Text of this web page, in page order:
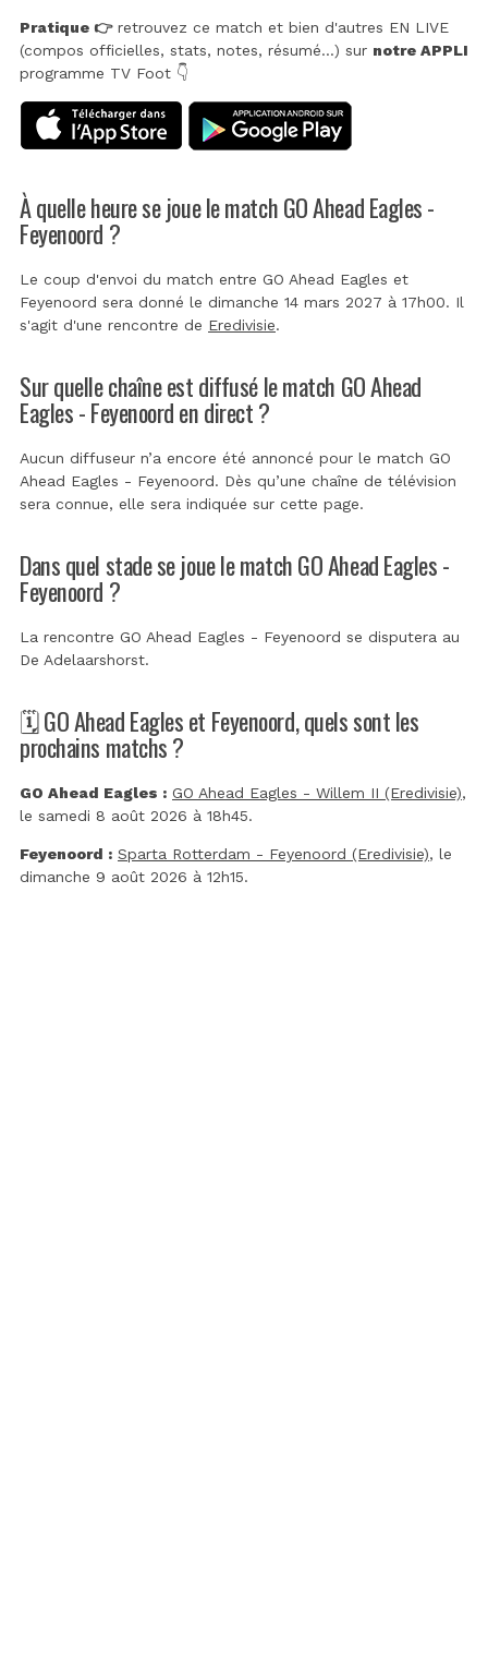
Pratique 👉retrouvez ce match et bien d'autres EN LIVE
(compos officielles, stats, notes, résumé...) sur notre APPLI
programme TV Foot 👇
À quelle heure se joue le match GO Ahead Eagles -
Feyenoord ?
Le coup d'envoi du match entre GO Ahead Eagles et
Feyenoord sera donné le dimanche 14 mars 2027 à 17h00. Il
s'agit d'une rencontre de Eredivisie.
Sur quelle chaîne est diffusé le match GO Ahead
Eagles - Feyenoord en direct ?
Aucun diffuseur n’a encore été annoncé pour le match GO
Ahead Eagles - Feyenoord. Dès qu’une chaîne de télévision
sera connue, elle sera indiquée sur cette page.
Dans quel stade se joue le match GO Ahead Eagles -
Feyenoord ?
La rencontre GO Ahead Eagles - Feyenoord se disputera au
De Adelaarshorst.
🗓️ GO Ahead Eagles et Feyenoord, quels sont les
prochains matchs ?
GO Ahead Eagles : GO Ahead Eagles - Willem II (Eredivisie),
le samedi 8 août 2026 à 18h45.
Feyenoord : Sparta Rotterdam - Feyenoord (Eredivisie), le
dimanche 9 août 2026 à 12h15.